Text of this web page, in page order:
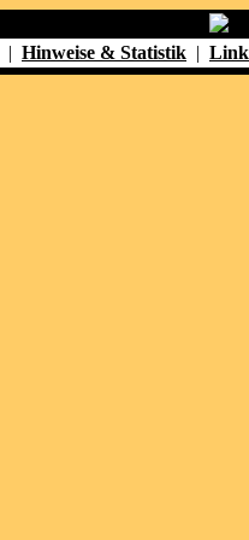
| Hinweise & Statistik |